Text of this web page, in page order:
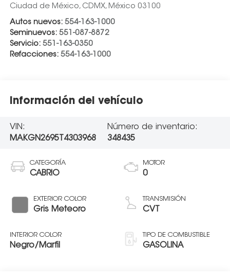
Ciudad de México, CDMX, México 03100
Autos nuevos: 554-163-1000
Seminuevos: 551-087-8872
Servicio: 551-163-0350
Refacciones: 554-163-1000
Información del vehículo
VIN:
MAKGN2695T4303968
Número de inventario:
348435
CATEGORÍA
CABRIO
EXTERIOR COLOR
Gris Meteoro
INTERIOR COLOR
Negro/Marfil
MOTOR
0
TRANSMISIÓN
CVT
TIPO DE COMBUSTIBLE
GASOLINA